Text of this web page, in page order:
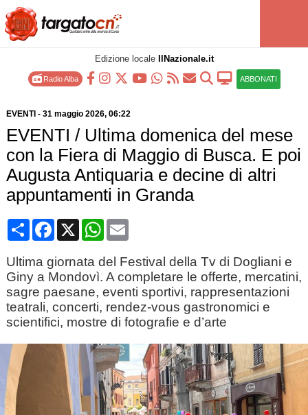
Edizione locale IlNazionale.it
Radio Alba ABBONATI
EVENTI - 31 maggio 2026, 06:22
EVENTI / Ultima domenica del mese
con la Fiera di Maggio di Busca. E poi
Augusta Antiquaria e decine di altri
appuntamenti in Granda
CondividiFacebook
X WhatsApp
Email
Ultima giornata del Festival della Tv di Dogliani e
Giny a Mondovì. A completare le offerte, mercatini,
sagre paesane, eventi sportivi, rappresentazioni
teatrali, concerti, rendez-vous gastronomici e
scientifici, mostre di fotografie e d’arte